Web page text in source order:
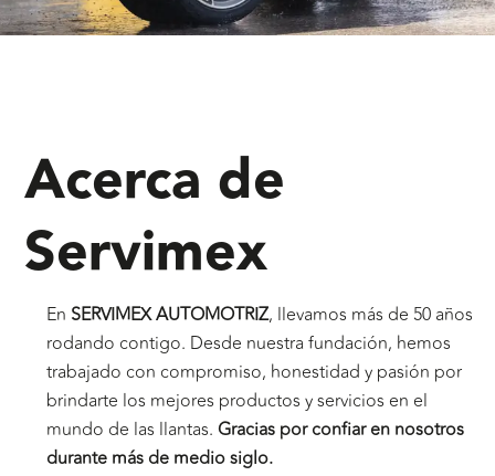
Acerca de
Servimex
En SERVIMEX AUTOMOTRIZ, llevamos más de 50 años
rodando contigo. Desde nuestra fundación, hemos
trabajado con compromiso, honestidad y pasión por
brindarte los mejores productos y servicios en el
mundo de las llantas. Gracias por confiar en nosotros
durante más de medio siglo.